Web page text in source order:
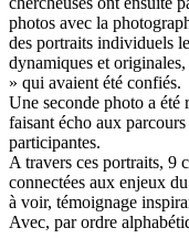
photos avec la
des portraits individuels
dynamiques et
» qui avaient été confiés.
Une seconde photo a été
faisant écho aux
participantes.
A travers ces portraits, 9
connectées aux enjeux
à voir, témoignage
Avec, par ordre